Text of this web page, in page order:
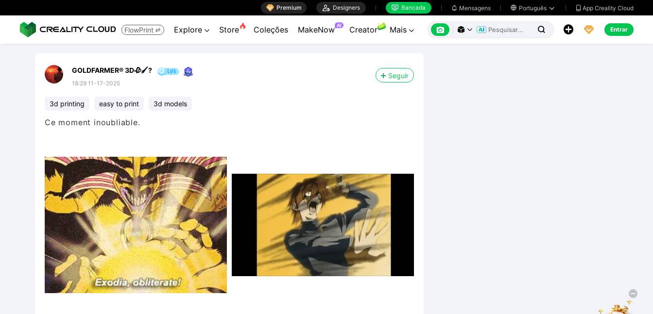
 Premium  Designers  Bancada  Mensagens  Português   App Creality Cloud
FlowPrint  Explore  Store Coleções MakeNow AI Creator Mais        Entrar
GOLDFARMER® 3D🥀🖌️?
18:29 11-17-2025
Seguir
3d printing easy to print 3d models
Ce moment inoubliable.